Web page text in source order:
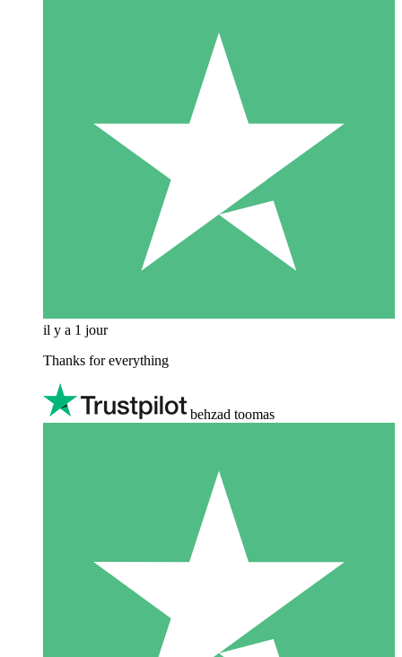
il y a 1 jour
Thanks for everything
behzad toomas